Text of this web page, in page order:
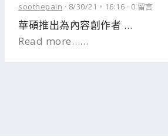
soothepain 8/30/21，16:16 0 留言
華碩推出為內容創作者 …
Read more……